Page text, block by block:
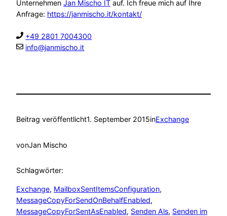
Unternehmen Jan Mischo IT auf. Ich freue mich auf Ihre
Anfrage: https://janmischo.it/kontakt/
+49 2801 7004300
info@janmischo.it
Beitrag veröffentlicht1. September 2015inExchange
vonJan Mischo
Schlagwörter:
Exchange, MailboxSentItemsConfiguration
MessageCopyForSendOnBehalfEnabled
MessageCopyForSentAsEnabled, Senden Als, Senden im